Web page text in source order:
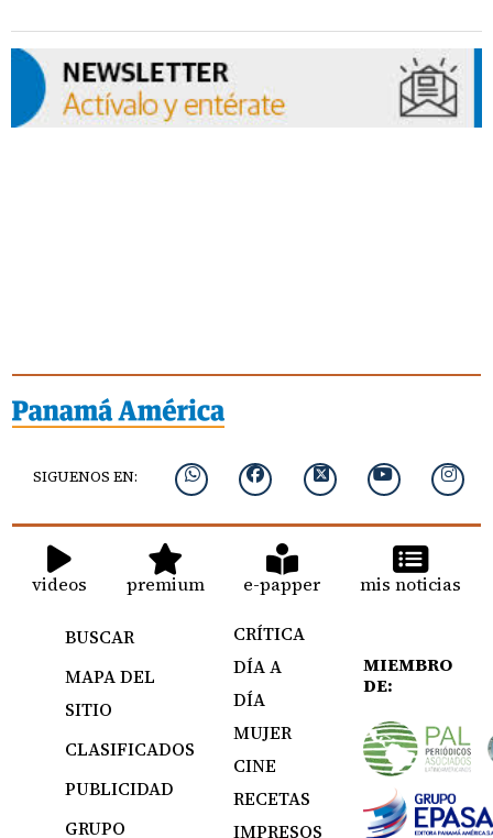
SIGUENOS EN:
videos premium e-papper mis noticias
BUSCAR
MAPA DEL
SITIO
CLASIFICADOS
PUBLICIDAD
GRUPO
CRÍTICA
DÍA A
DÍA
MUJER
CINE
RECETAS
IMPRESOS
MIEMBRO
DE: